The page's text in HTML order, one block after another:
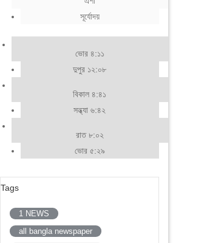
সূর্যোদয়
ভোর ৪:১১
দুপুর ১২:০৮
বিকাল ৪:৪১
সন্ধ্যা ৬:৪২
রাত ৮:০২
ভোর ৫:২৯
Tags
1 NEWS
all bangla newspaper